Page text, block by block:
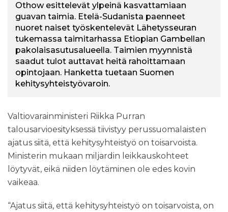
Othow esittelevät ylpeinä kasvattamiaan
guavan taimia. Etelä-Sudanista paenneet
nuoret naiset työskentelevät Lähetysseuran
tukemassa taimitarhassa Etiopian Gambellan
pakolaisasutusalueella. Taimien myynnistä
saadut tulot auttavat heitä rahoittamaan
opintojaan. Hanketta tuetaan Suomen
kehitysyhteistyövaroin.
Valtiovarainministeri Riikka Purran
talousarvioesityksessä tiivistyy perussuomalaisten
ajatus siitä, että kehitysyhteistyö on toisarvoista.
Ministerin mukaan miljardin leikkauskohteet
löytyvät, eikä niiden löytäminen ole edes kovin
vaikeaa.
“Ajatus siitä, että kehitysyhteistyö on toisarvoista, on